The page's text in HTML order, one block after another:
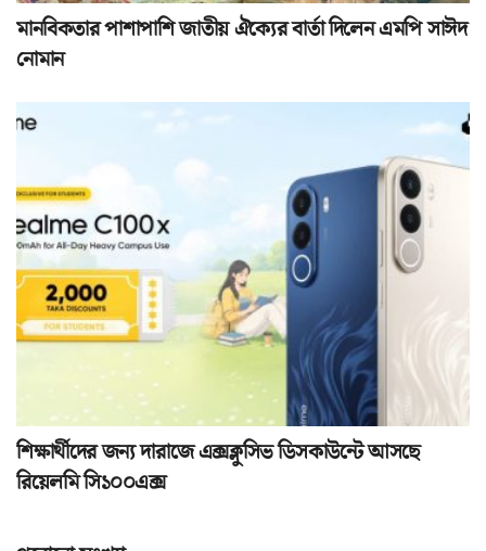
মানবিকতার পাশাপাশি জাতীয় ঐক্যের বার্তা দিলেন এমপি সাঈদ
নোমান
শিক্ষার্থীদের জন্য দারাজে এক্সক্লুসিভ ডিসকাউন্টে আসছে
রিয়েলমি সি১০০এক্স